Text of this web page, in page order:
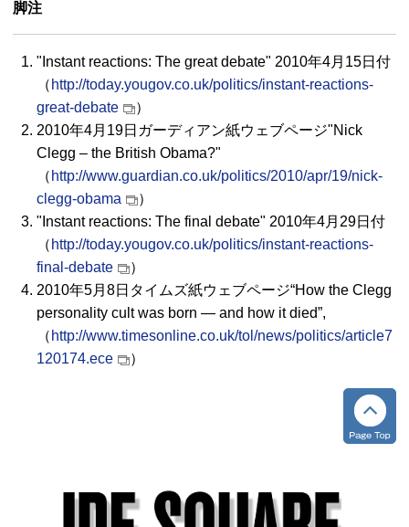
脚注
" Instant reactions: The great debate" 2010年4月15日付
（ http://today.yougov.co.uk/politics/instant-reactions-
great-debate
）
2010年4月19日ガーディアン紙ウェブページ"Nick
Clegg – the British Obama?"
（ http://www.guardian.co.uk/politics/2010/apr/19/nick-
clegg-obama
）
" Instant reactions: The final debate" 2010年4月29日付
（ http://today.yougov.co.uk/politics/instant-reactions-
final-debate
）
2010年5月8日タイムズ紙ウェブページ“How the Clegg
personality cult was born — and how it died”,
（ http://www.timesonline.co.uk/tol/news/politics/article7
120174.ece
）